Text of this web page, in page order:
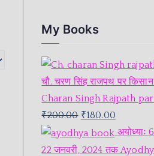
My Books
चौ. चरण सिंह राजपथ पर
Charan Singh Rajpath
₹200.00 ₹180.00
अयोध्याः
22 जनवरी, 2024 तक